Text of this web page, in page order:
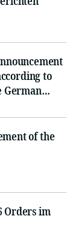
to
German
of the
Orders im